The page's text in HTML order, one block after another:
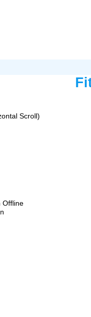
Scroll)
Offline